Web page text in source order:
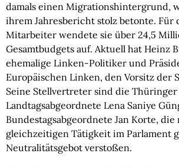
damals einen Migrationshintergrund,
ihrem Jahresbericht stolz betonte. Für
Mitarbeiter wendete sie über 24,5
Gesamtbudgets auf. Aktuell hat Heinz
ehemalige Linken-Politiker und
Europäischen Linken, den Vorsitz der
Seine Stellvertreter sind die Thüringer
Landtagsabgeordnete Lena Saniye
Bundestagsabgeordnete Jan Korte,
gleichzeitigen Tätigkeit im Parlament
Neutralitätsgebot verstoßen.